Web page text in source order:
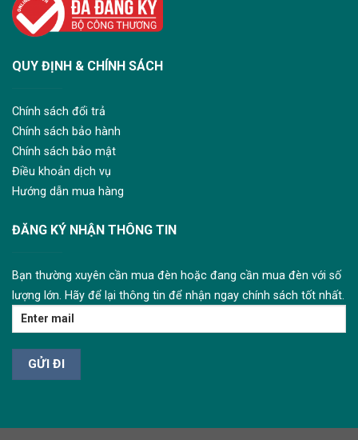
QUY ĐỊNH & CHÍNH SÁCH
Chính sách đổi trả
Chính sách bảo hành
Chính sách bảo mật
Điều khoản dịch vụ
Hướng dẫn mua hàng
ĐĂNG KÝ NHẬN THÔNG TIN
Bạn thường xuyên cần mua đèn hoặc đang cần mua đèn với số
lượng lớn. Hãy để lại thông tin để nhận ngay chính sách tốt nhất.